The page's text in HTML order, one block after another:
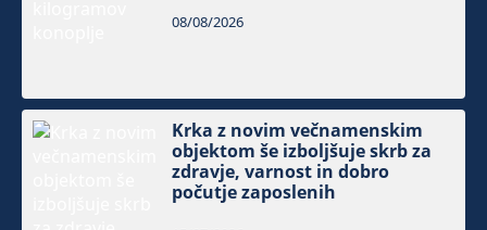
08/08/2026
Krka z novim večnamenskim
objektom še izboljšuje skrb za
zdravje, varnost in dobro
počutje zaposlenih